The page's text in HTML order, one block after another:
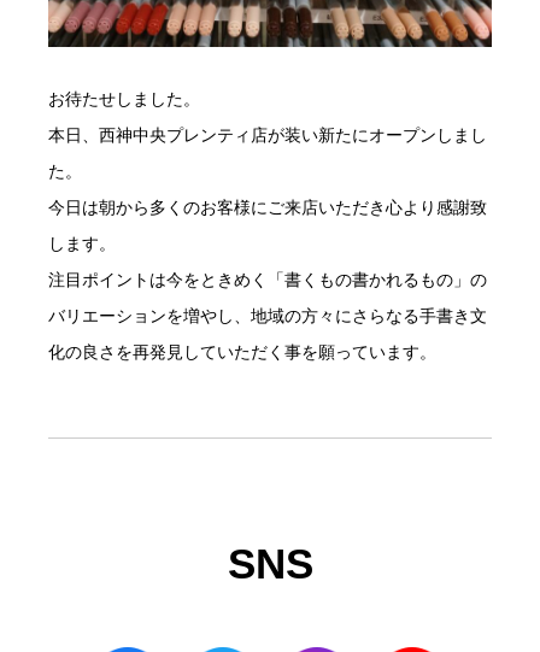
お待たせしました。
本日、西神中央プレンティ店が装い新たにオープンしまし
た。
今日は朝から多くのお客様にご来店いただき心より感謝致
します。
注目ポイントは今をときめく「書くもの書かれるもの」の
バリエーションを増やし、地域の方々にさらなる手書き文
化の良さを再発見していただく事を願っています。
SNS